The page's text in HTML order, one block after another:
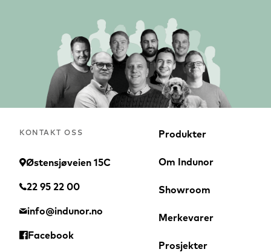
DEKO FG Nature DEKO MG
DEKO PF DEKO PV
KONTAKT OSS
Østensjøveien 15C
22 95 22 00
info@indunor.no
Facebook
Produkter
Om Indunor
Showroom
Merkevarer
Prosjekter